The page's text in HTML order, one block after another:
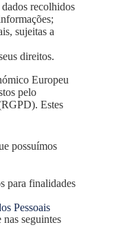
recolhidos
sujeitas a
direitos.
Europeu
pelo
Estes
possuímos
para finalidades
Pessoais
nas seguintes